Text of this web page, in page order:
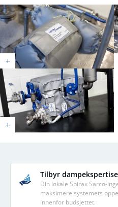
Tilbyr
Din lokale Spirax Sarco-
maksimere systemets
innenfor budsjettet.